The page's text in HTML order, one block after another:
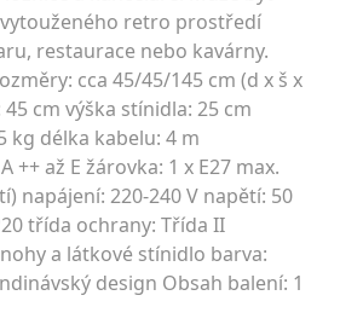
retro prostředí
restaurace nebo kavárny.
cca 45/45/145 cm (d x š x
cm výška stínidla: 25 cm
kg délka kabelu: 4 m
++ až E žárovka: 1 x E27 max.
napájení: 220-240 V napětí: 50
třída ochrany: Třída II
a látkové stínidlo barva:
design Obsah balení: 1